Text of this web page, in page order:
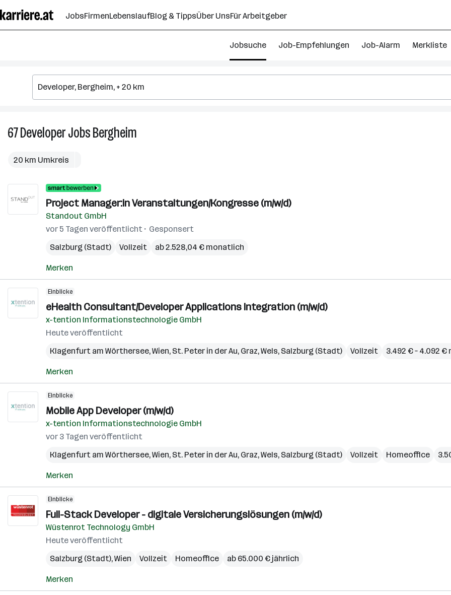
Seiteninhalt
springen
JobsFirmenLebenslaufBlog & TippsÜber UnsFür Arbeitgeber
Jobsuche Job-Empfehlungen Job-Alarm Merkliste
67DeveloperJobsBergheim
20 km Umkreis
Project Manager:in Veranstaltungen/Kongresse (m/w/d)
Standout GmbH
vor 5 Tagen veröffentlicht
Gesponsert
Salzburg (Stadt)
Vollzeit ab 2.528,04 € monatlich
Merken
Einblicke
eHealth Consultant/Developer Applications Integration (m/w/d)
x-tention Informationstechnologie GmbH
Heute veröffentlicht
Klagenfurt am Wörthersee,Wien, St. Peter in der Au, Graz,Wels, Salzburg (Stadt) Vollzeit 3.492 € – 4.092
Merken
Einblicke
Mobile App Developer (m/w/d)
x-tention Informationstechnologie GmbH
vor 3 Tagen veröffentlicht
Klagenfurt am Wörthersee,Wien, St. Peter in der Au, Graz,Wels, Salzburg (Stadt) Vollzeit Homeoffice
Merken
Einblicke
Full-Stack Developer - digitale Versicherungslösungen (m/w/d)
Wüstenrot Technology GmbH
Heute veröffentlicht
Salzburg (Stadt),Wien Vollzeit Homeoffice ab 65.000 € jährlich
Merken